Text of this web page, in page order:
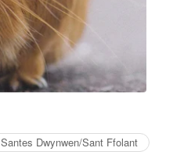
Santes Dwynwen/Sant Ffolant